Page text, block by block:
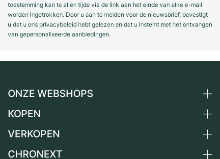
toestemming kan te allen tijde via de link aan het einde van elke e-mail
worden ingetrokken. Door u aan te melden voor de nieuwsbrief, bevestigt
u dat u ons privacybeleid hebt gelezen en dat u instemt met het ontvangen
van gepersonaliseerde aanbiedingen.
ONZE WEBSHOPS
Duitsland
KOPEN
Alle luxe horloges
VERKOPEN
Horloge verkopen
CHRONEXT